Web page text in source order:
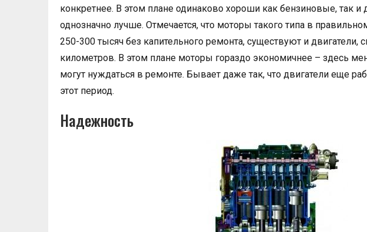
конкретнее. В этом плане одинаково хороши как бензиновые, так и
однозначно лучше. Отмечается, что моторы такого типа в
250-300 тысяч без капительного ремонта, существуют и двигатели,
километров. В этом плане моторы гораздо экономичнее – здесь
могут нуждаться в ремонте. Бывает даже так, что двигатели еще
этот период.
Надежность